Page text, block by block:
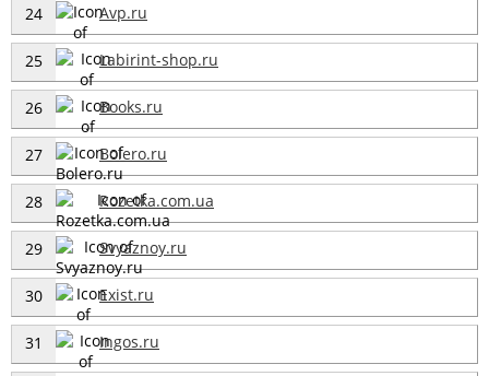
24 Avp.ru
25 Labirint-shop.ru
26 Books.ru
27 Bolero.ru
28 Rozetka.com.ua
29 Svyaznoy.ru
30 Exist.ru
31 Ingos.ru